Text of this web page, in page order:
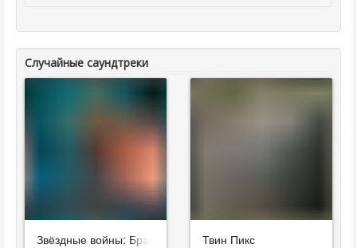
Случайные саундтреки
Звёздные войны: Бракованная партия
Твин Пикс